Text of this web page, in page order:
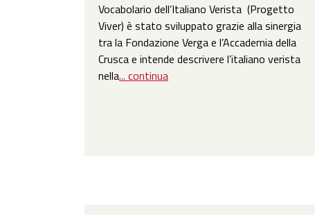
Vocabolario dell’Italiano Verista (Progetto
Viver) è stato sviluppato grazie alla sinergia
tra la Fondazione Verga e l’Accademia della
Crusca e intende descrivere l’italiano verista
nella... continua